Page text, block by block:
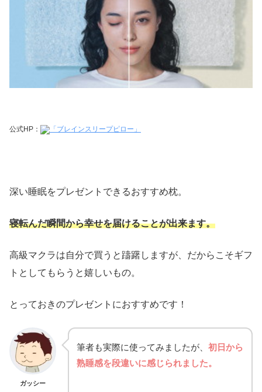
公式HP： 「ブレインスリープピロー」
深い睡眠をプレゼントできるおすすめ枕。
寝転んだ瞬間から幸せを届けることが出来ます。
高級マクラは自分で買うと躊躇しますが、だからこそギフ
トとしてもらうと嬉しいもの。
とっておきのプレゼントにおすすめです！
ガッシー
筆者も実際に使ってみましたが、 初日から
熟睡感を段違いに感じられました。